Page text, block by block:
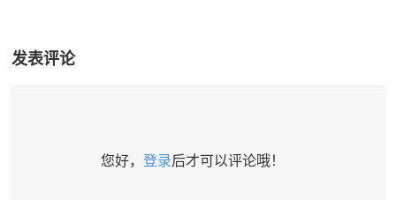
发表评论
您好， 登录后才可以评论哦！